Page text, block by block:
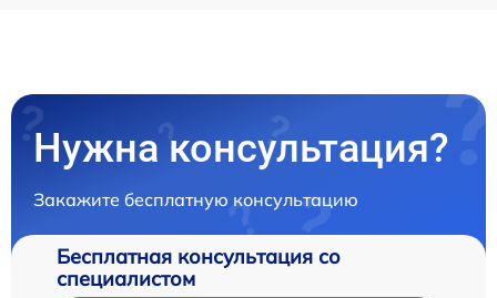
Нужна консультация?
Закажите бесплатную консультацию
Бесплатная консультация со
специалистом